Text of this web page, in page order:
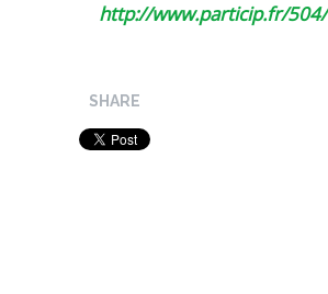
http://www.particip.fr/504/
SHARE